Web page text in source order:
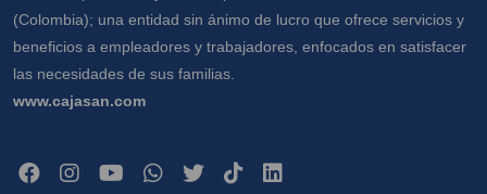
(Colombia); una entidad sin ánimo de lucro que ofrece servicios y
beneficios a empleadores y trabajadores, enfocados en satisfacer
las necesidades de sus familias.
www.cajasan.com